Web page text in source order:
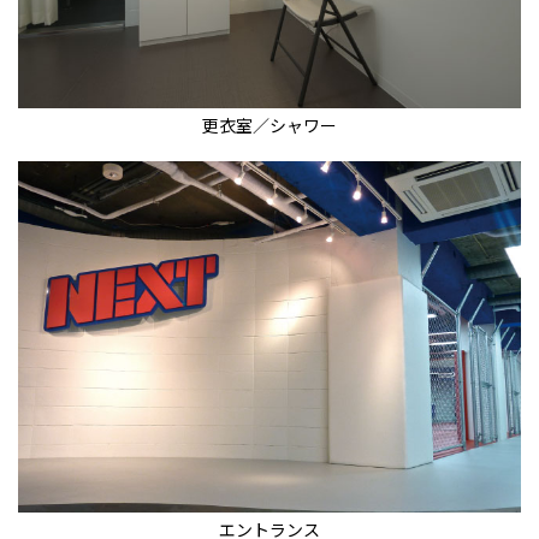
更衣室／シャワー
エントランス